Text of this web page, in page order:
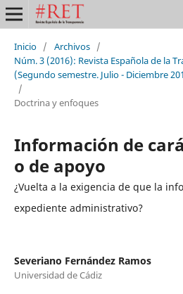
Inicio / Archivos /
Núm. 3 (2016): Revista Española de la
(Segundo semestre. Julio - Diciembre
/
Doctrina y enfoques
Información de
o de apoyo
¿Vuelta a la exigencia de que la
expediente administrativo?
Severiano Fernández Ramos
Universidad de Cádiz